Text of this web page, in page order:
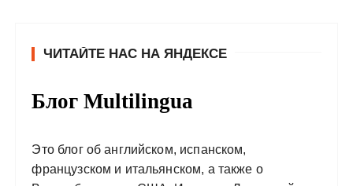
ЧИТАЙТЕ НАС НА ЯНДЕКСЕ
Блог Multilingua
Это блог об английском, испанском,
французском и итальянском, а также о